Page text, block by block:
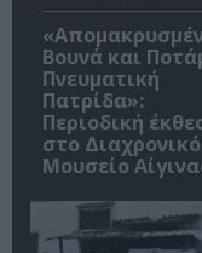
Βουνά και
Πνευματική
Πατρίδα»:
Περιοδική
στο Διαχρονικό
Μουσείο